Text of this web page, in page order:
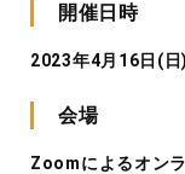
開催日時
2023年4月16日(日)
会場
Zoomによるオン